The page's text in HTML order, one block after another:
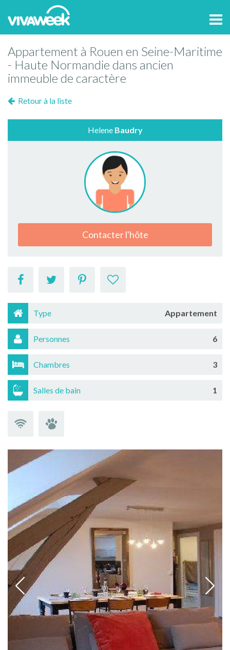
Appartement à Rouen en Seine-Maritime
- Haute Normandie dans ancien
immeuble de caractère
Retour à la liste
Helene Baudry
Contacter l'hôte
Type Appartement
Personnes 6
Chambres 3
Salles de bain 1